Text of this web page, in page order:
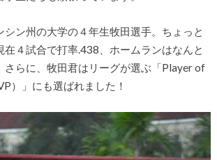
シン州の大学の４年生牧田選手。ちょっと
在４試合で打率.438、ホームランはなんと
さらに、牧田君はリーグが選ぶ「Player of
）」にも選ばれました！